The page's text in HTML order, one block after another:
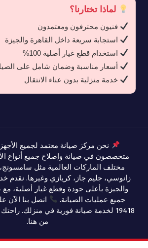
لماذا تختارنا؟
فنيون محترفون ومعتمدون
استجابة سريعة داخل القاهرة والجيزة
استخدام قطع غيار أصلية 100%
أسعار مناسبة وضمان شامل على
خدمة منزلية بدون عناء الانتقال
نحن مركز صيانة معتمد لجميع
متخصصون في صيانة وإصلاح جميع أنواع
مختلف الماركات العالمية مثل
زانوسي، جليم جاز، كريازي وغيرها. نقدم
والجيزة بأعلى جودة وقطع غيار أصلية،
جميع عمليات الصيانة.
اتصل بنا الآن
19418 لخدمة صيانة فورية في منزلك.
من هنا.